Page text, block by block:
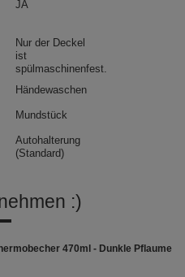
16,3 cm und der Durchmesser
Abmessungen ist der Stahl
Eislimonade mitzunehmen.
JA
Nur der Deckel
ist
spülmaschinenfest.
Händewaschen
Mundstück
Autohalterung
(Standard)
:)
470ml - Dunkle Pflaume